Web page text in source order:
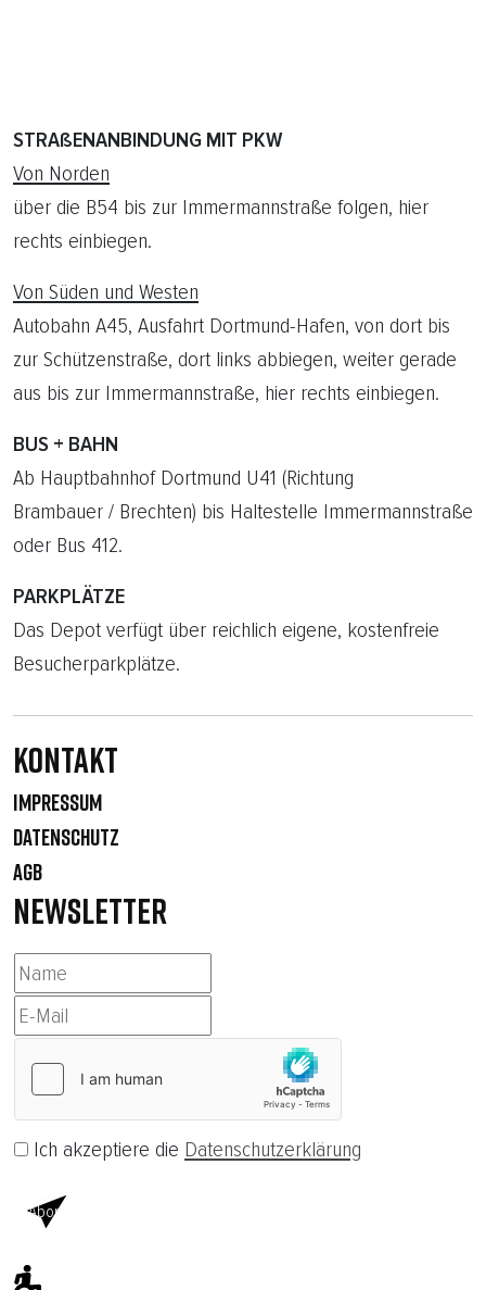
STRAßENANBINDUNG MIT PKW
Von Norden
über die B54 bis zur Immermannstraße folgen, hier
rechts einbiegen.
Von Süden und Westen
Autobahn A45, Ausfahrt Dortmund-Hafen, von dort bis
zur Schützenstraße, dort links abbiegen, weiter gerade
aus bis zur Immermannstraße, hier rechts einbiegen.
BUS + BAHN
Ab Hauptbahnhof Dortmund U41 (Richtung
Brambauer / Brechten) bis Haltestelle Immermannstraße
oder Bus 412.
PARKPLÄTZE
Das Depot verfügt über reichlich eigene, kostenfreie
Besucherparkplätze.
Kontakt
IMPRESSUM
DATENSCHUTZ
AGB
NEWSLETTER
Ich akzeptiere die Datenschutzerklärung
Abonnieren